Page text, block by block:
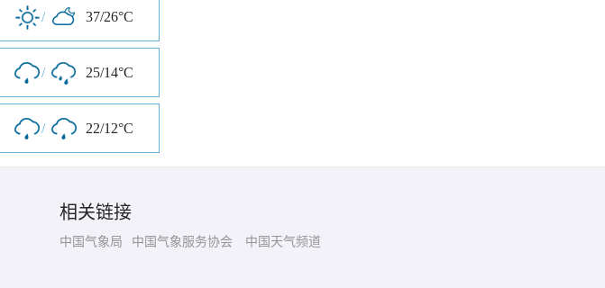
/ 37/26°C
/ 25/14°C
/ 22/12°C
相关链接
中国气象局 中国气象服务协会 中国天气频道